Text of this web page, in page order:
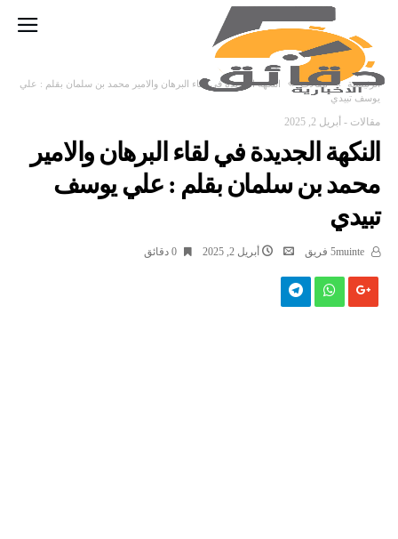
‫الرئيسية‬ مقالات
النكهة الجديدة في لقاء البرهان والامير محمد بن سلمان بقلم : علي
يوسف تبيدي
مقالات - أبريل 2, 2025
النكهة الجديدة في لقاء البرهان والامير
محمد بن سلمان بقلم : علي يوسف
تبيدي
أبريل 2, 2025 0 ‫دقائق‬